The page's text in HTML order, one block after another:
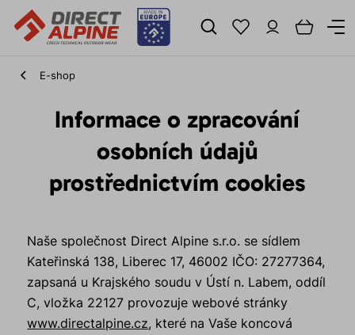
E-shop
Informace o zpracování
osobních údajů
prostřednictvím cookies
Naše společnost Direct Alpine s.r.o. se sídlem
Kateřinská 138, Liberec 17, 46002 IČO: 27277364,
zapsaná u Krajského soudu v Ústí n. Labem, oddíl
C, vložka 22127 provozuje webové stránky
www.directalpine.cz, které na Vaše koncová